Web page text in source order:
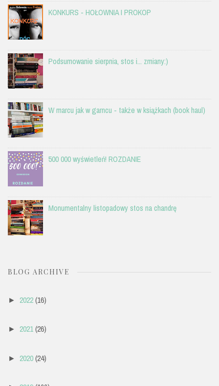
KONKURS - HOŁOWNIA I PROKOP
Podsumowanie sierpnia, stos i... zmiany:)
W marcu jak w garncu - także w książkach (book haul)
500 000 wyświetleń! ROZDANIE
Monumentalny listopadowy stos na chandrę
BLOG ARCHIVE
► 2022(16)
► 2021(26)
► 2020(24)